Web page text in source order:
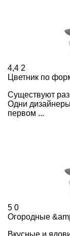
4,4 2
Цветник по
Существуют
Одни
первом ...
5 0
Огородные
Вкусные и